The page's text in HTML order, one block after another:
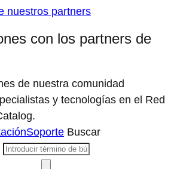
nuestros partners
con los partners de
de nuestra comunidad
y tecnologías en el Red
Soporte Buscar